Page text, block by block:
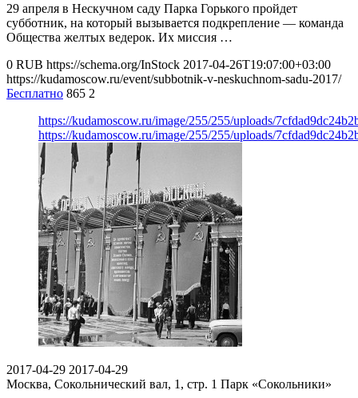
29 апреля в Нескучном саду Парка Горького пройдет
субботник, на который вызывается подкрепление — команда
Общества желтых ведерок. Их миссия …
0 RUB https://schema.org/InStock 2017-04-26T19:07:00+03:00
https://kudamoscow.ru/event/subbotnik-v-neskuchnom-sadu-2017/
Бесплатно 865 2
https://kudamoscow.ru/image/255/255/uploads/
https://kudamoscow.ru/image/255/255/uploads/
2017-04-29 2017-04-29
Москва, Сокольнический вал, 1, стр. 1 Парк «Сокольники»